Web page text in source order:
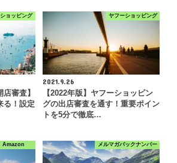
ョッピング
店審査】
る！設定
ヤフーショッピング
2021.9.26
【2022年版】ヤフーショッピン
グの出店審査を通す！重要ポイン
トを5分で徹底…
Amazon メルマガバックナンバー